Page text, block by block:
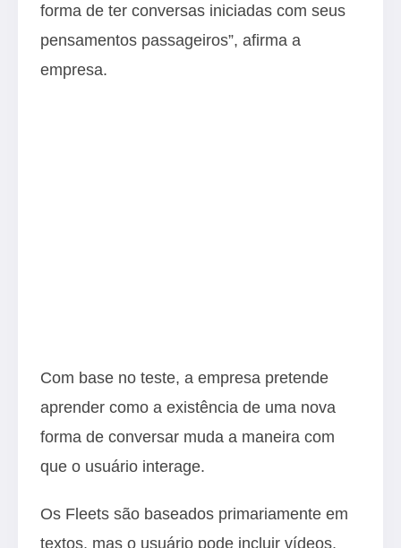
forma de ter conversas iniciadas com seus
pensamentos passageiros”, afirma a
empresa.
Com base no teste, a empresa pretende
aprender como a existência de uma nova
forma de conversar muda a maneira com
que o usuário interage.
Os Fleets são baseados primariamente em
textos, mas o usuário pode incluir vídeos,